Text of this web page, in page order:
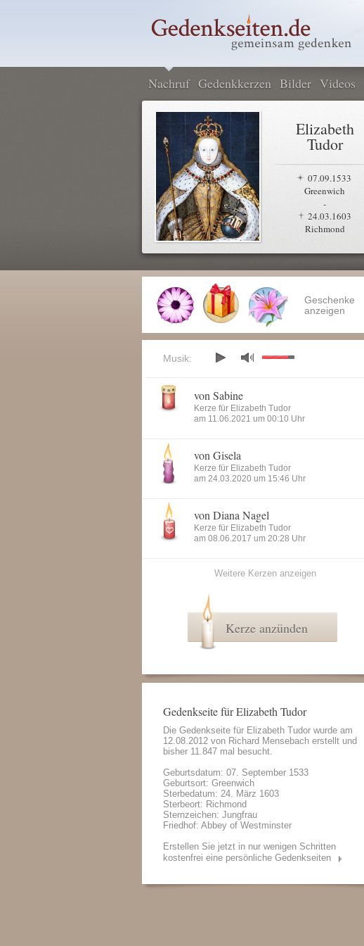
Nachruf Gedenkkerzen Bilder Videos
Elizabeth
Tudor
07.09.1533
Greenwich
-
24.03.1603
Richmond
Geschenke
anzeigen
Musik:
von Sabine
Kerze für Elizabeth Tudor
am 11.06.2021 um 00:10 Uhr
von Gisela
Kerze für Elizabeth Tudor
am 24.03.2020 um 15:46 Uhr
von Diana Nagel
Kerze für Elizabeth Tudor
am 08.06.2017 um 20:28 Uhr
Weitere Kerzen anzeigen
Kerze anzünden
Gedenkseite für Elizabeth Tudor
Die Gedenkseite für Elizabeth Tudor wurde am
12.08.2012 von Richard Mensebach erstellt und
bisher 11.847 mal besucht.
Geburtsdatum: 07. September 1533
Geburtsort: Greenwich
Sterbedatum: 24. März 1603
Sterbeort: Richmond
Sternzeichen: Jungfrau
Friedhof: Abbey of Westminster
Erstellen Sie jetzt in nur wenigen Schritten
kostenfrei eine persönliche Gedenkseiten